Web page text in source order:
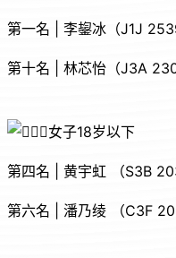
第一名 | 李鋆冰（J1J
第十名 | 林芯怡（J3A
女子18岁以下
第四名 | 黄宇虹 （S3B
第六名 | 潘乃绫 （C3F